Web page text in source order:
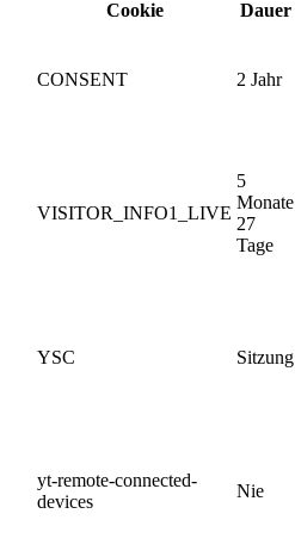
Cookie
Dauer
CONSENT 2 Jahr
VISITOR_INFO1_LIVE
5
Monate
27
Tage
YSC Sitzung
yt-remote-connected-
devices
Nie